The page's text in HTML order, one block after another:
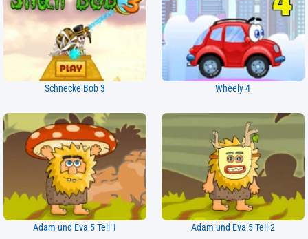
Schnecke Bob 3 Wheely 4
Adam und Eva 5 Teil 1 Adam und Eva 5 Teil 2